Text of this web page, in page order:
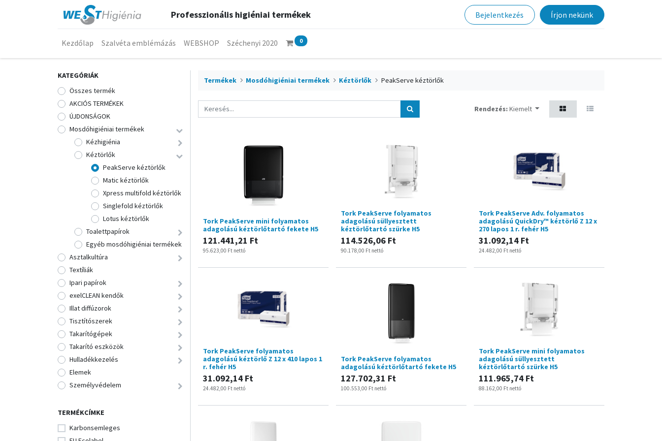
Professzionális higiéniai termékek Bejelentkezés Írjon nekünk
Kezdőlap Szalvéta emblémázás WEBSHOP Széchenyi 2020 0
KATEGÓRIÁK
Összes termék
AKCIÓS TERMÉKEK
ÚJDONSÁGOK
Mosdóhigiéniai termékek
Kézhigiénia
Kéztörlők
PeakServe kéztörlők
Matic kéztörlők
Xpress multifold kéztörlők
Singlefold kéztörlők
Lotus kéztörlők
Toalettpapírok
Egyéb mosdóhigiéniai termékek
Asztalkultúra
Textíliák
Ipari papírok
exelCLEAN kendők
Illat diffúzorok
Tisztítószerek
Takarítógépek
Takarító eszközök
Hulladékkezelés
Elemek
Személyvédelem
TERMÉKCÍMKE
Karbonsemleges
Termékek Mosdóhigiéniai termékek Kéztörlők PeakServe kéztörlők
Rendezés: Kiemelt
Tork PeakServe mini folyamatos
adagolású kéztörlőtartó fekete H5
121.441,21 Ft
95.623,00 Ft nettó
Tork PeakServe folyamatos
adagolású süllyesztett
kéztörlőtartó szürke H5
114.526,06 Ft
90.178,00 Ft nettó
Tork PeakServe Adv. folyamatos
adagolású QuickDry™ kéztörlő Z 12 x
270 lapos 1 r. fehér H5
31.092,14 Ft
24.482,00 Ft nettó
Tork PeakServe folyamatos
adagolású kéztörlő Z 12 x 410 lapos 1
r. fehér H5
31.092,14 Ft
24.482,00 Ft nettó
Tork PeakServe folyamatos
adagolású kéztörlőtartó fekete H5
127.702,31 Ft
100.553,00 Ft nettó
Tork PeakServe mini folyamatos
adagolású süllyesztett
kéztörlőtartó szürke H5
111.965,74 Ft
88.162,00 Ft nettó